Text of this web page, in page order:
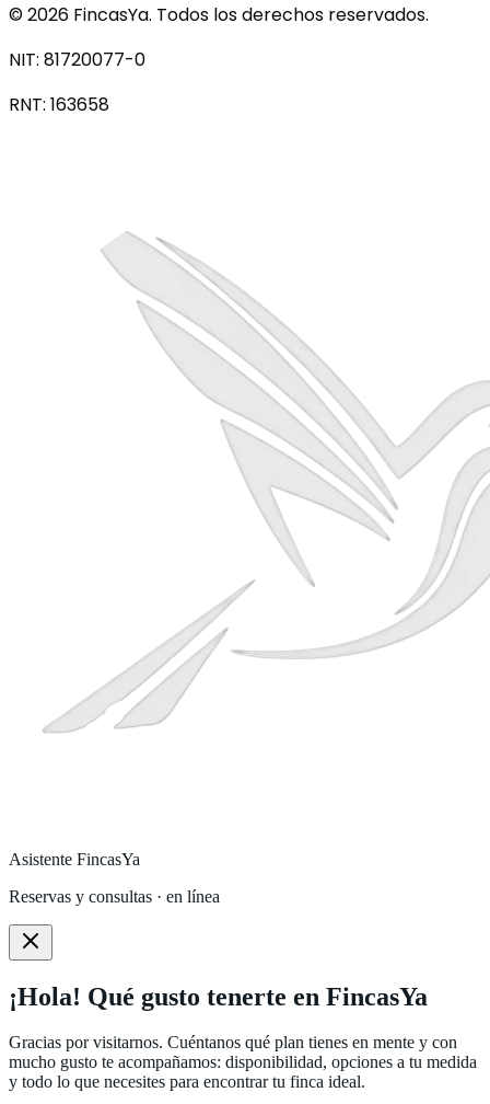
©2026 FincasYa. Todos los derechos reservados.
NIT: 81720077-0
RNT: 163658
Asistente FincasYa
Reservas y consultas · en línea
¡Hola! Qué gusto tenerte en FincasYa
Gracias por visitarnos. Cuéntanos qué plan tienes en mente y con
mucho gusto te acompañamos: disponibilidad, opciones a tu medida
y todo lo que necesites para encontrar tu finca ideal.